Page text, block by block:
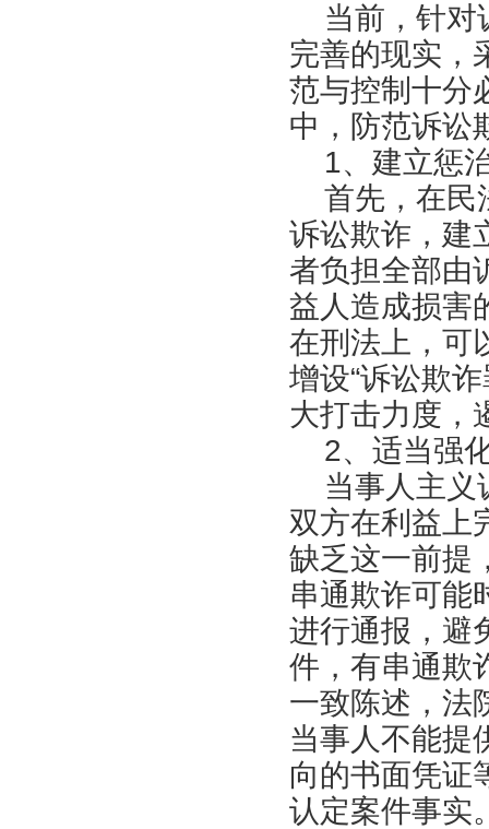
当前，针对
完善的现实，
范与控制十分
中，防范诉讼
1、建立惩
首先，在民
诉讼欺诈，建
者负担全部由
益人造成损害
在刑法上，可
增设“诉讼欺
大打击力度，
2、适当强
当事人主义
双方在利益上
缺乏这一前提
串通欺诈可能
进行通报，避
件，有串通欺
一致陈述，法
当事人不能提
向的书面凭证
认定案件事实